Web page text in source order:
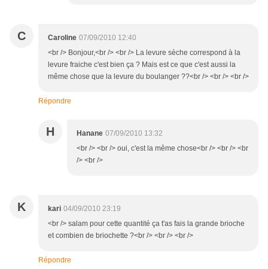
C Caroline 07/09/2010 12:40
<br /> Bonjour,<br /> <br /> La levure sèche correspond à la
levure fraiche c'est bien ça ? Mais est ce que c'est aussi la
même chose que la levure du boulanger ??<br /> <br /> <br />
Répondre
H Hanane 07/09/2010 13:32
<br /> <br /> oui, c'est la même chose<br /> <br /> <br
/> <br />
K kari 04/09/2010 23:19
<br /> salam pour cette quantité ça t'as fais la grande brioche
et combien de briochette ?<br /> <br /> <br />
Répondre